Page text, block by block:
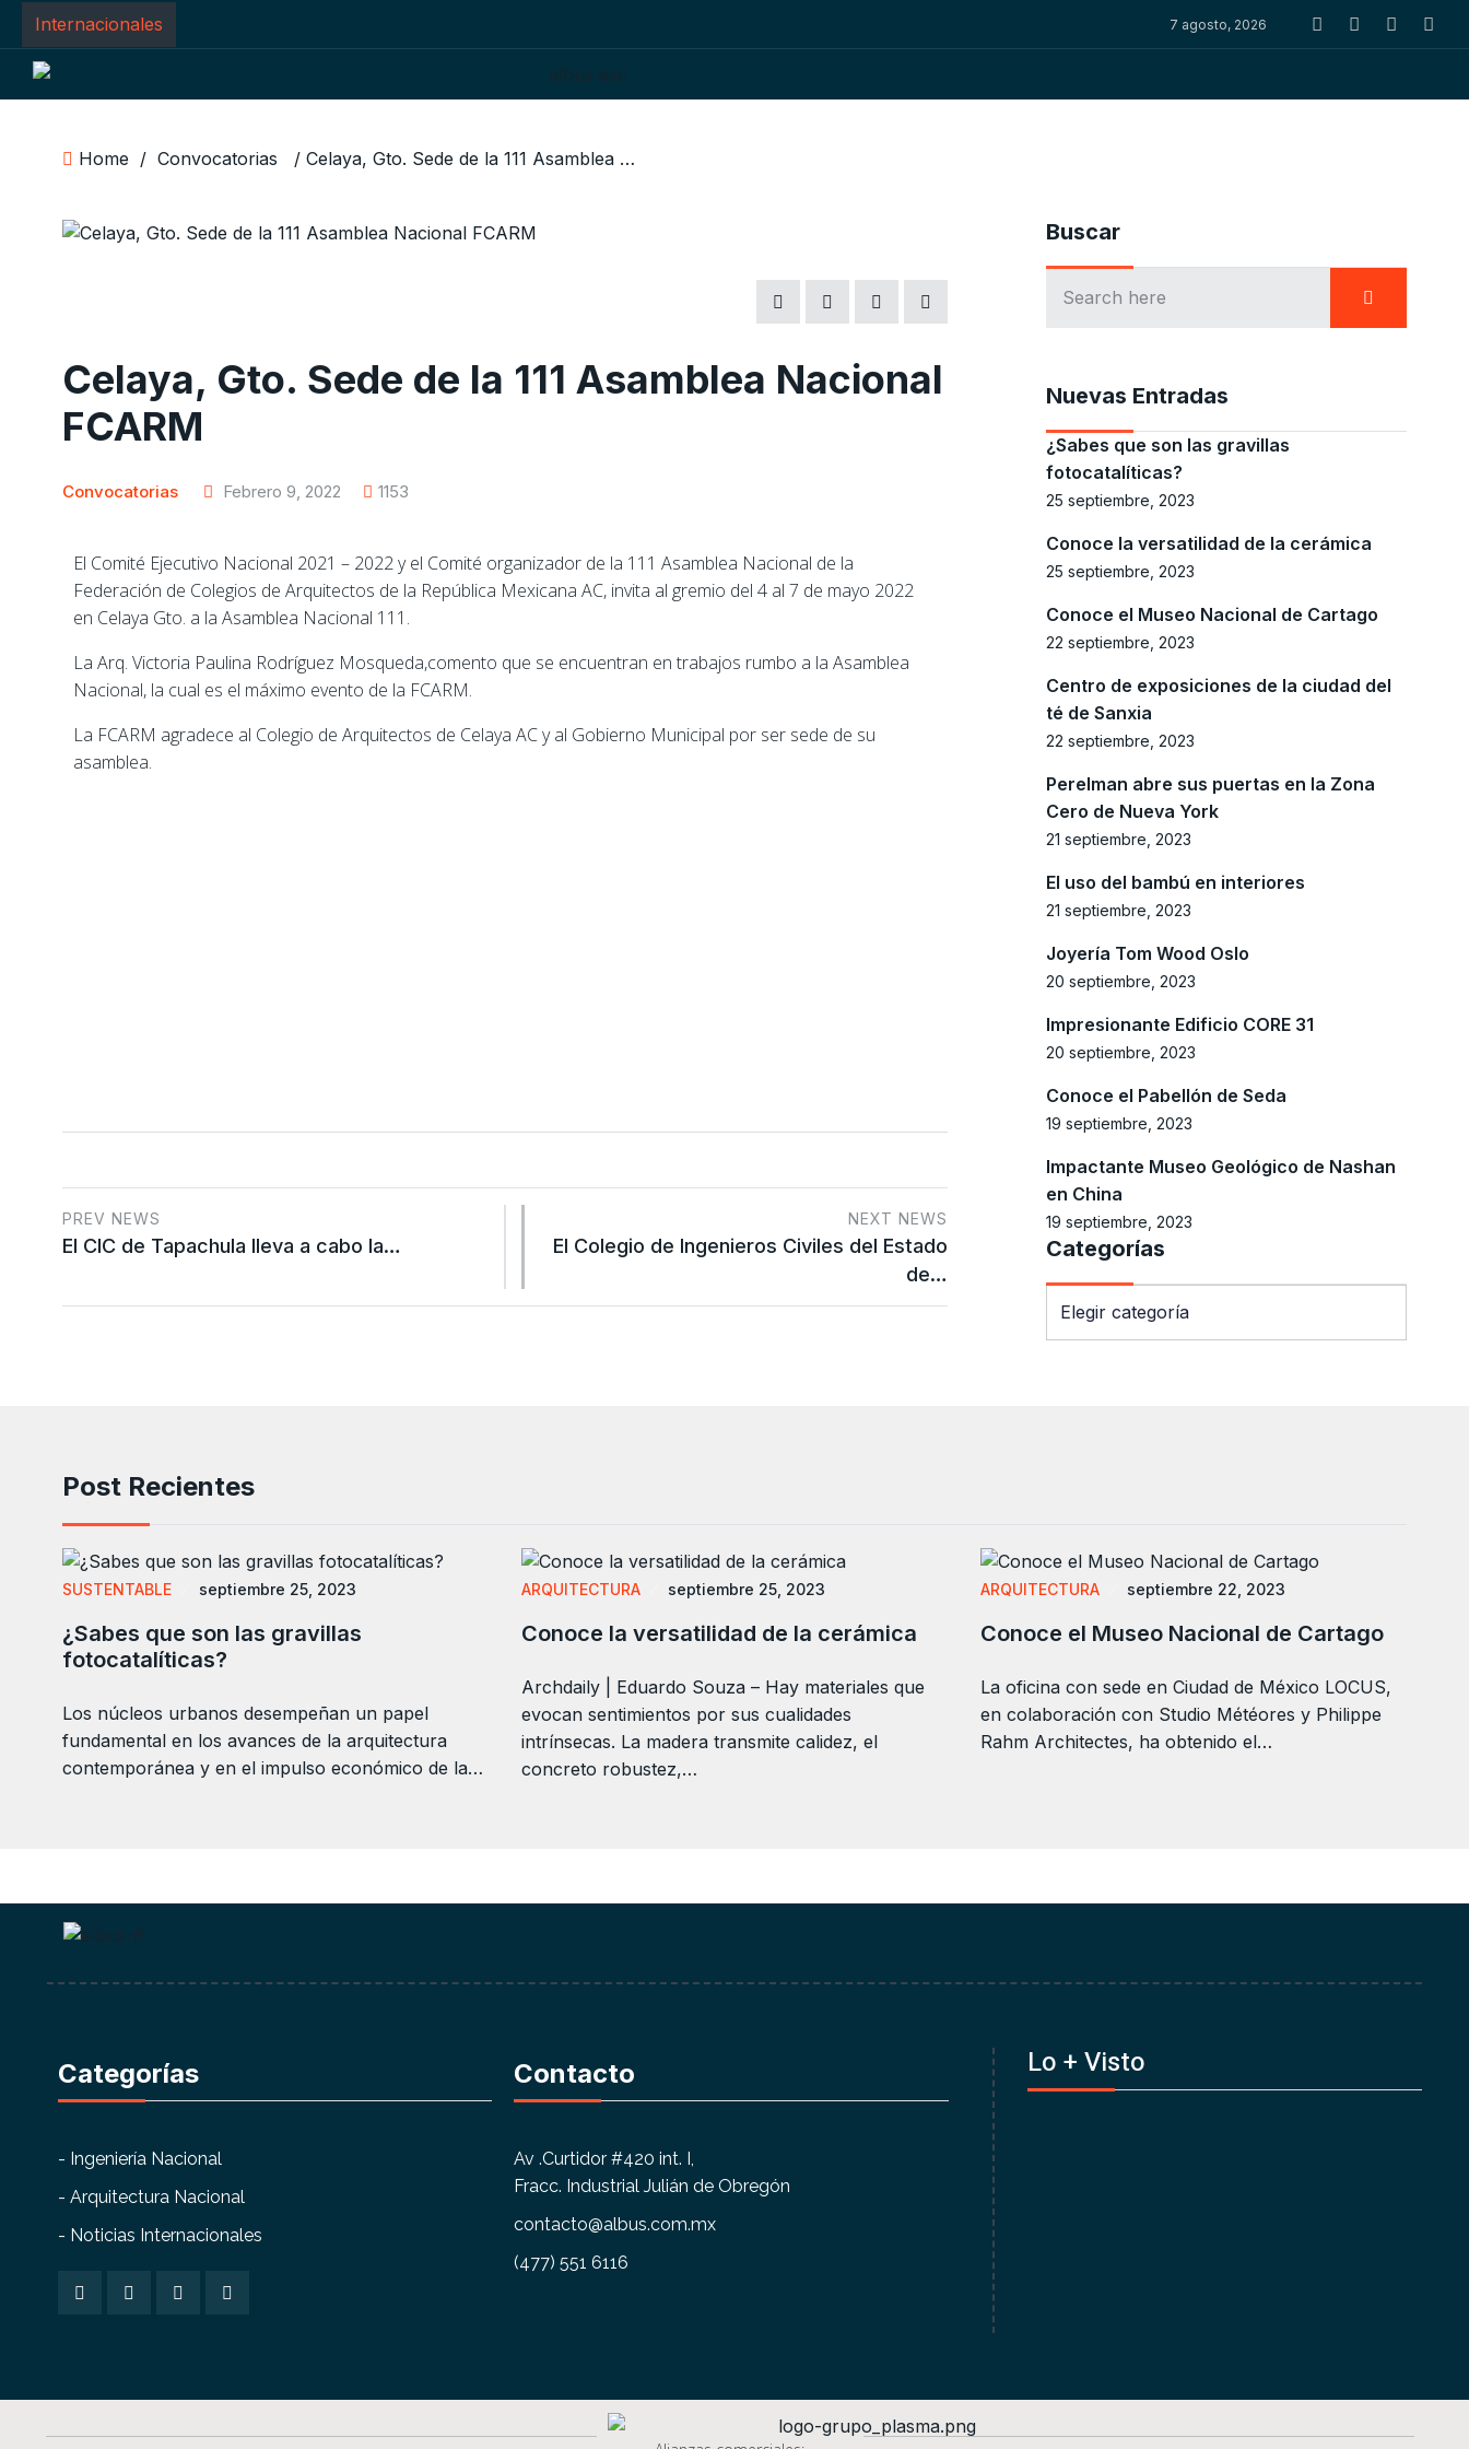
Internacionales 7 agosto, 2026
Home / Convocatorias / Celaya, Gto. Sede de la 111 Asamblea Nacional FCARM
Celaya, Gto. Sede de la 111 Asamblea Nacional
FCARM
Convocatorias Febrero 9, 2022 1153
El Comité Ejecutivo Nacional 2021 – 2022 y el Comité organizador de la 111 Asamblea Nacional de la
Federación de Colegios de Arquitectos de la República Mexicana AC, invita al gremio del 4 al 7 de mayo 2022
en Celaya Gto. a la Asamblea Nacional 111.
La Arq. Victoria Paulina Rodríguez Mosqueda,comento que se encuentran en trabajos rumbo a la Asamblea
Nacional, la cual es el máximo evento de la FCARM.
La FCARM agradece al Colegio de Arquitectos de Celaya AC y al Gobierno Municipal por ser sede de su
asamblea.
PREV NEWS
El CIC de Tapachula lleva a cabo la…
NEXT NEWS
El Colegio de Ingenieros Civiles del Estado
de…
Buscar
Nuevas Entradas
¿Sabes que son las gravillas
fotocatalíticas?
25 septiembre, 2023
Conoce la versatilidad de la cerámica
25 septiembre, 2023
Conoce el Museo Nacional de Cartago
22 septiembre, 2023
Centro de exposiciones de la ciudad del
té de Sanxia
22 septiembre, 2023
Perelman abre sus puertas en la Zona
Cero de Nueva York
21 septiembre, 2023
El uso del bambú en interiores
21 septiembre, 2023
Joyería Tom Wood Oslo
20 septiembre, 2023
Impresionante Edificio CORE 31
20 septiembre, 2023
Conoce el Pabellón de Seda
19 septiembre, 2023
Impactante Museo Geológico de Nashan
en China
19 septiembre, 2023
Categorías
Post Recientes
SUSTENTABLE septiembre 25, 2023
¿Sabes que son las gravillas
fotocatalíticas?
Los núcleos urbanos desempeñan un papel
fundamental en los avances de la arquitectura
contemporánea y en el impulso económico de la…
ARQUITECTURA septiembre 25, 2023
Conoce la versatilidad de la cerámica
Archdaily | Eduardo Souza – Hay materiales que
evocan sentimientos por sus cualidades
intrínsecas. La madera transmite calidez, el
concreto robustez,…
ARQUITECTURA septiembre 22, 2023
Conoce el Museo Nacional de Cartago
La oficina con sede en Ciudad de México LOCUS,
en colaboración con Studio Météores y Philippe
Rahm Architectes, ha obtenido el…
Categorías
- Ingeniería Nacional
- Arquitectura Nacional
- Noticias Internacionales
Contacto
Av .Curtidor #420 int. I,
Fracc. Industrial Julián de Obregón
contacto@albus.com.mx
(477) 551 6116
Lo + Visto